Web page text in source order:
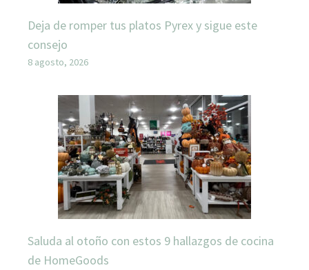
Deja de romper tus platos Pyrex y sigue este
consejo
8 agosto, 2026
Saluda al otoño con estos 9 hallazgos de cocina
de HomeGoods